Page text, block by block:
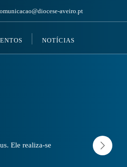
aveiro.pt
NOTÍCIAS
Ele realiza-se